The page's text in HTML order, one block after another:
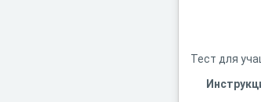
Тест для